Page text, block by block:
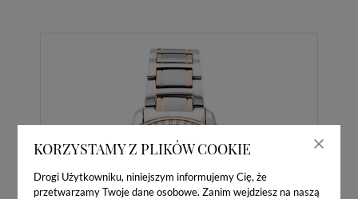
KORZYSTAMY Z PLIKÓW COOKIE
Drogi Użytkowniku, niniejszym informujemy Cię, że
przetwarzamy Twoje dane osobowe. Zanim wejdziesz na naszą